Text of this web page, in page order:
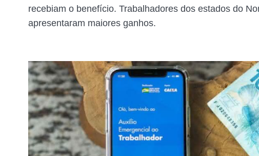
recebiam o benefício. Trabalhadores dos estados do
apresentaram maiores ganhos.